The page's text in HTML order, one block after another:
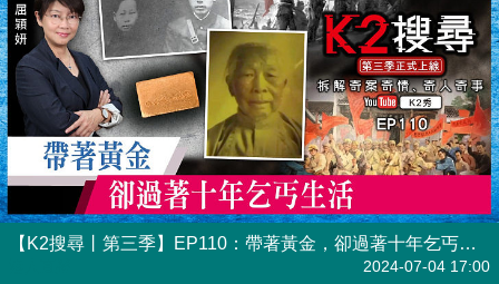
【K2搜尋丨第三季】EP110：帶著黃金，卻過著十年乞丐生活
2024-07-04 17:00